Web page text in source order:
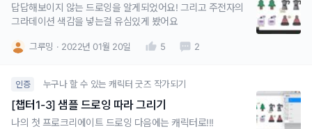
답답해보이지 않는 드로잉을 알게되었어요! 그리고 주전자의
그라데이션 색감을 넣는걸 유심있게 봤어요
그루밍 2022년 01월 20일 5 2
인증 누구나 할 수 있는 캐릭터 굿즈 작가되기
[챕터1-3] 샘플 드로잉 따라 그리기
나의 첫 프로크리에이트 드로잉 다음에는 캐릭터로!!!